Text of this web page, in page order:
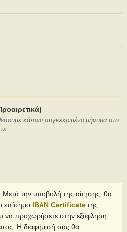
κάποιο συγκεκριμένο μήνυμα στο
Μετά την υποβολή της αίτησης, θα
επίσημο IBAN Certificate της
να προχωρήσετε στην εξόφληση
Η διαφήμισή σας θα